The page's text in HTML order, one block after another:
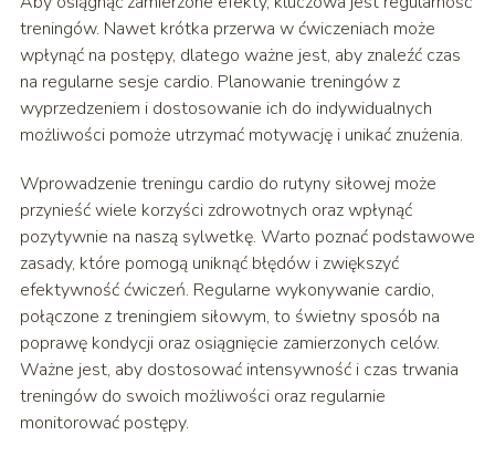
treningów. Nawet krótka przerwa w ćwiczeniach może
wpłynąć na postępy, dlatego ważne jest, aby znaleźć czas
na regularne sesje cardio. Planowanie treningów z
wyprzedzeniem i dostosowanie ich do indywidualnych
możliwości pomoże utrzymać motywację i unikać znużenia.
Wprowadzenie treningu cardio do rutyny siłowej może
przynieść wiele korzyści zdrowotnych oraz wpłynąć
pozytywnie na naszą sylwetkę. Warto poznać podstawowe
zasady, które pomogą uniknąć błędów i zwiększyć
efektywność ćwiczeń. Regularne wykonywanie cardio,
połączone z treningiem siłowym, to świetny sposób na
poprawę kondycji oraz osiągnięcie zamierzonych celów.
Ważne jest, aby dostosować intensywność i czas trwania
treningów do swoich możliwości oraz regularnie
monitorować postępy.